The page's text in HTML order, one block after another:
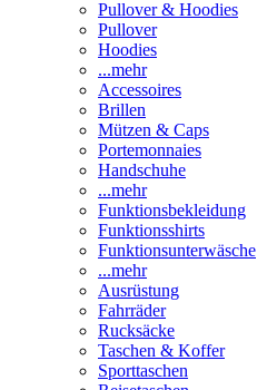
Pullover & Hoodies
Pullover
Hoodies
...mehr
Accessoires
Brillen
Mützen & Caps
Portemonnaies
Handschuhe
...mehr
Funktionsbekleidung
Funktionsshirts
Funktionsunterwäsche
...mehr
Ausrüstung
Fahrräder
Rucksäcke
Taschen & Koffer
Sporttaschen